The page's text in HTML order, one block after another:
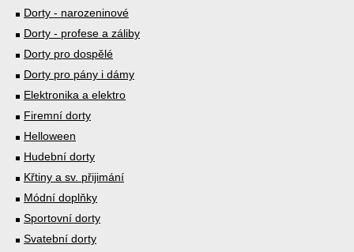
Dorty - narozeninové
Dorty - profese a záliby
Dorty pro dospělé
Dorty pro pány i dámy
Elektronika a elektro
Firemní dorty
Helloween
Hudební dorty
Křtiny a sv. přijimání
Módní doplňky
Sportovní dorty
Svatební dorty